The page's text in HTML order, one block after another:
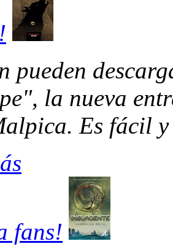
pueden
la nueva
Es fácil
fans!